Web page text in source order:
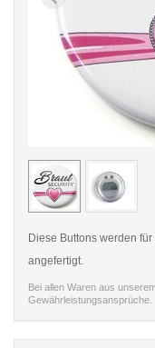
< /picture>
Diese Buttons werden
angefertigt.
Bei allen Waren aus
Gewährleistungsansprüche.